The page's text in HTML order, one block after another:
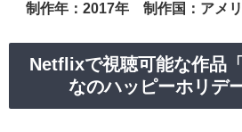
制作年：2017年 制作国：アメ
Netflixで視聴可能な作品
なのハッピーホリデ